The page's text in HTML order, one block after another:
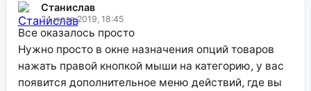
Станислав
24 июля 2019, 18:45
Все оказалось просто
Нужно просто в окне назначения опций товаров
нажать правой кнопкой мыши на категорию, у вас
появится дополнительное меню действий, где вы